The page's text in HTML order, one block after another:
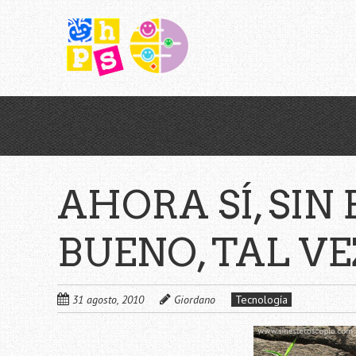
principal
AHORA SÍ, SIN
BUENO, TAL
31 agosto, 2010 Giordano Tecnología